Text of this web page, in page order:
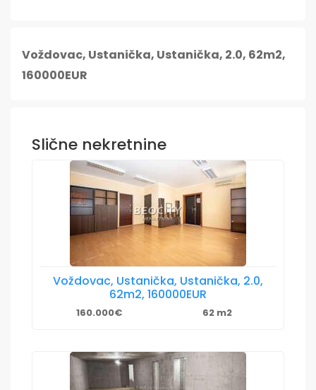
Voždovac, Ustanička, Ustanička, 2.0, 62m2,
160000EUR
Slične nekretnine
Voždovac, Ustanička, Ustanička, 2.0,
62m2, 160000EUR
160.000€ 62 m2